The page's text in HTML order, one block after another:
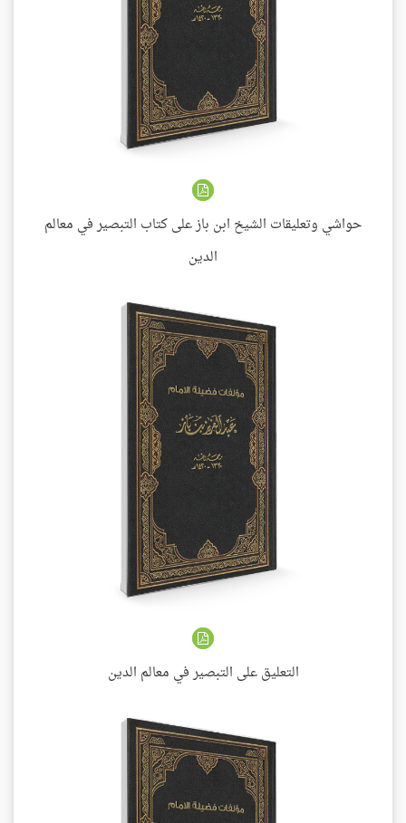
حواشي وتعليقات الشيخ ابن باز على كتاب التبصير في معالم
الدين
التعليق على التبصير في معالم الدين